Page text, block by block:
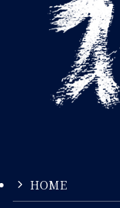
HOME